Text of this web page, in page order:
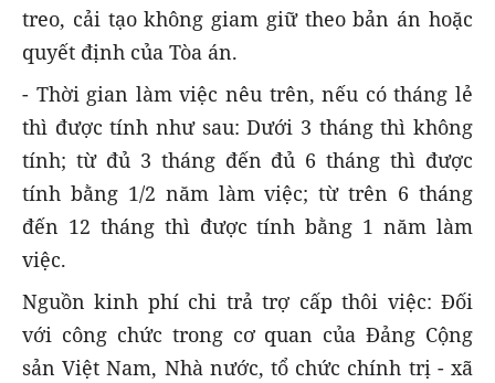
treo, cải tạo không giam giữ theo bản án hoặc
quyết định của Tòa án.
- Thời gian làm việc nêu trên, nếu có tháng lẻ
thì được tính như sau: Dưới 3 tháng thì không
tính; từ đủ 3 tháng đến đủ 6 tháng thì được
tính bằng 1/2 năm làm việc; từ trên 6 tháng
đến 12 tháng thì được tính bằng 1 năm làm
việc.
Nguồn kinh phí chi trả trợ cấp thôi việc: Đối
với công chức trong cơ quan của Đảng Cộng
sản Việt Nam, Nhà nước, tổ chức chính trị - xã